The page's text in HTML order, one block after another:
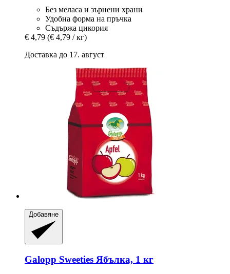
Без меласа и зърнени храни
Удобна форма на пръчка
Съдържа цикория
€ 4,79 (€ 4,79 / кг)
Доставка до 17. август
Добавяне
Galopp Sweeties Ябълка, 1 кг